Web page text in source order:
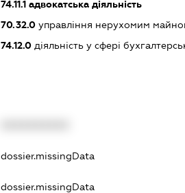
74.11.1 адвокатська діяльність
70.32.0 управління нерухомим
74.12.0 діяльність у сфері
dossier.missingData
dossier.missingData